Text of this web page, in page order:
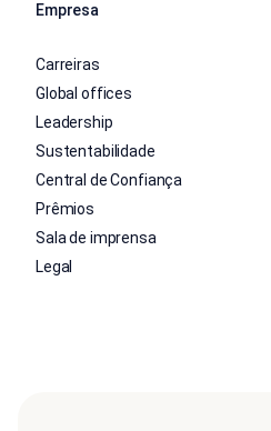
Empresa
Carreiras
Global offices
Leadership
Sustentabilidade
Central de Confiança
Prêmios
Sala de imprensa
Legal